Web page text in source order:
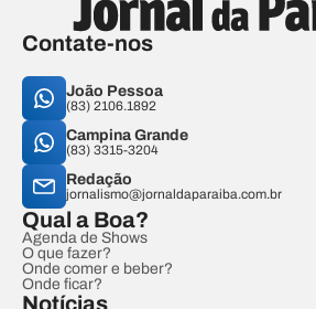
Contate-nos
João Pessoa
(83) 2106.1892
Campina Grande
(83) 3315-3204
Redação
jornalismo@jornaldaparaiba.com.br
Qual a Boa?
Agenda de Shows
O que fazer?
Onde comer e beber?
Onde ficar?
Notícias